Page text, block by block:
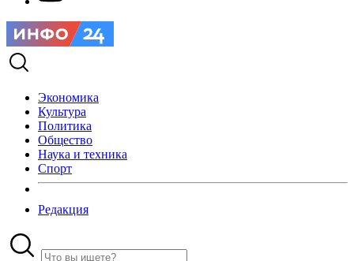
Экономика
Культура
Политика
Общество
Наука и техника
Спорт
Редакция